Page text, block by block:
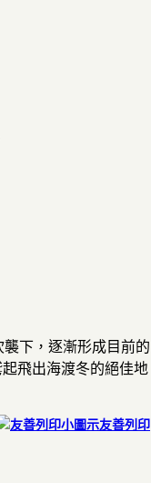
下，逐漸形成目前的
飛出海渡冬的絕佳地
友善列印